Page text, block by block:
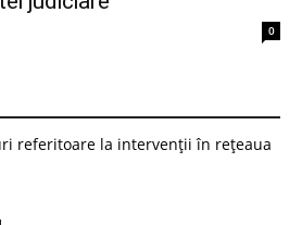
0
referitoare la intervenții în rețeaua